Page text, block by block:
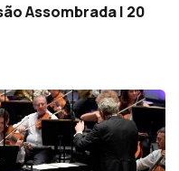
Assombrada | 20